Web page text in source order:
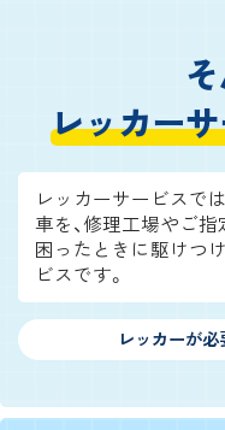
レッカー
レッカーサービスで
車を、修理工場やご
困ったときに駆けつ
ビスです。
レッカーが